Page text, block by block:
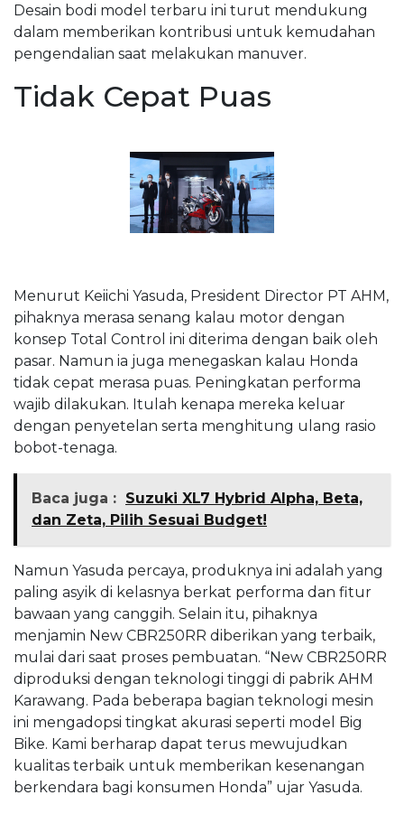
Desain bodi model terbaru ini turut mendukung
dalam memberikan kontribusi untuk kemudahan
pengendalian saat melakukan manuver.
Tidak Cepat Puas
Menurut Keiichi Yasuda, President Director PT AHM,
pihaknya merasa senang kalau motor dengan
konsep Total Control ini diterima dengan baik oleh
pasar. Namun ia juga menegaskan kalau Honda
tidak cepat merasa puas. Peningkatan performa
wajib dilakukan. Itulah kenapa mereka keluar
dengan penyetelan serta menghitung ulang rasio
bobot-tenaga.
Baca juga : Suzuki XL7 Hybrid Alpha, Beta,
dan Zeta, Pilih Sesuai Budget!
Namun Yasuda percaya, produknya ini adalah yang
paling asyik di kelasnya berkat performa dan fitur
bawaan yang canggih. Selain itu, pihaknya
menjamin New CBR250RR diberikan yang terbaik,
mulai dari saat proses pembuatan. “New CBR250RR
diproduksi dengan teknologi tinggi di pabrik AHM
Karawang. Pada beberapa bagian teknologi mesin
ini mengadopsi tingkat akurasi seperti model Big
Bike. Kami berharap dapat terus mewujudkan
kualitas terbaik untuk memberikan kesenangan
berkendara bagi konsumen Honda” ujar Yasuda.